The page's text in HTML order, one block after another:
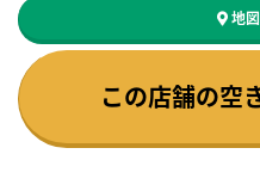
地
この店舗の空